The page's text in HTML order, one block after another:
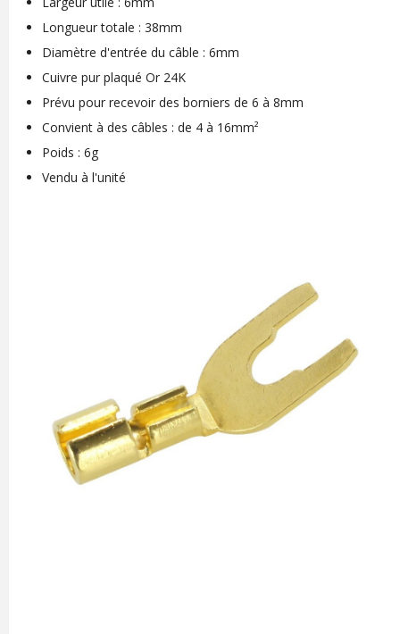
Longueur totale : 38mm
Diamètre d'entrée du câble : 6mm
Cuivre pur plaqué Or 24K
Prévu pour recevoir des borniers de 6 à 8mm
Convient à des câbles : de 4 à 16mm²
Poids : 6g
Vendu à l'unité